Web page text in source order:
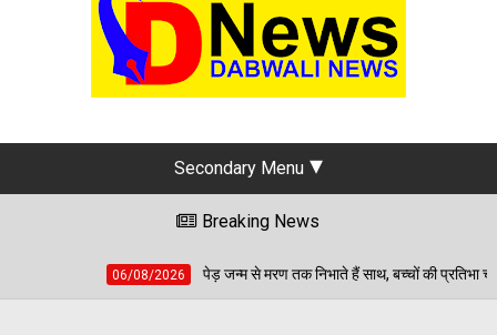
ABOUT US
INSTAGRAM
Secondary Menu
Breaking News
पेड़ जन्म से मरण तक निभाते हैं साथ, बच्चों की प्रतिभा चमकाकर वरिष्ठ नागरिकों ने दिया